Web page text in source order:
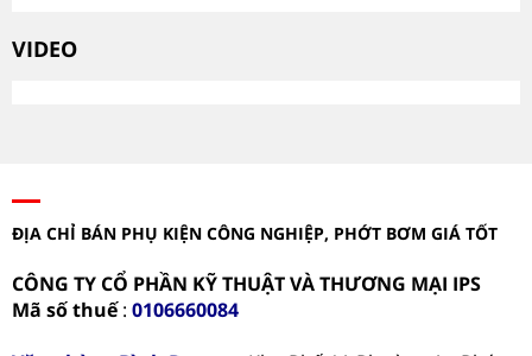
VIDEO
ĐỊA CHỈ BÁN PHỤ KIỆN CÔNG NGHIỆP, PHỚT BƠM GIÁ TỐT
CÔNG TY CỔ PHẦN KỸ THUẬT VÀ THƯƠNG MẠI IPS
Mã số thuế: 0106660084